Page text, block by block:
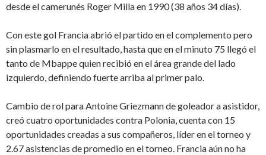
desde el camerunés Roger Milla en 1990 (38 años 34 días).
Con este gol Francia abrió el partido en el complemento pero
sin plasmarlo en el resultado, hasta que en el minuto 75 llegó el
tanto de Mbappe quien recibió en el área grande del lado
izquierdo, definiendo fuerte arriba al primer palo.
Cambio de rol para Antoine Griezmann de goleador a asistidor,
creó cuatro oportunidades contra Polonia, cuenta con 15
oportunidades creadas a sus compañeros, líder en el torneo y
2.67 asistencias de promedio en el torneo. Francia aún no ha